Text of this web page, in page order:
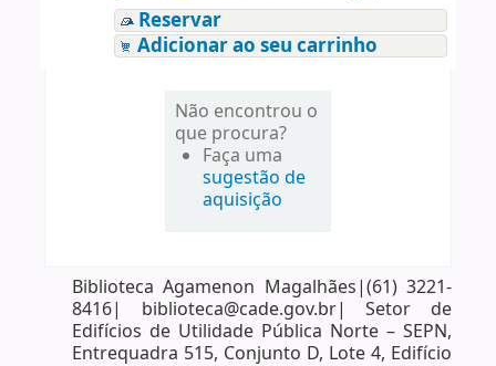
Reservar
Adicionar ao seu carrinho
Não encontrou o
que procura?
Faça uma
sugestão de
aquisição
Biblioteca Agamenon Magalhães|(61) 3221-
8416| biblioteca@cade.gov.br| Setor de
Edifícios de Utilidade Pública Norte – SEPN,
Entrequadra 515, Conjunto D, Lote 4, Edifício